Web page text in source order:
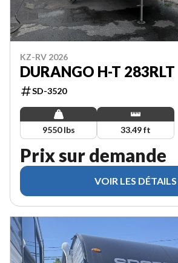
KZ-RV 2026
DURANGO H-T 283RLT
SD-3520
9550 lbs 33.49 ft
Prix sur demande
VOIR LES DÉTAILS